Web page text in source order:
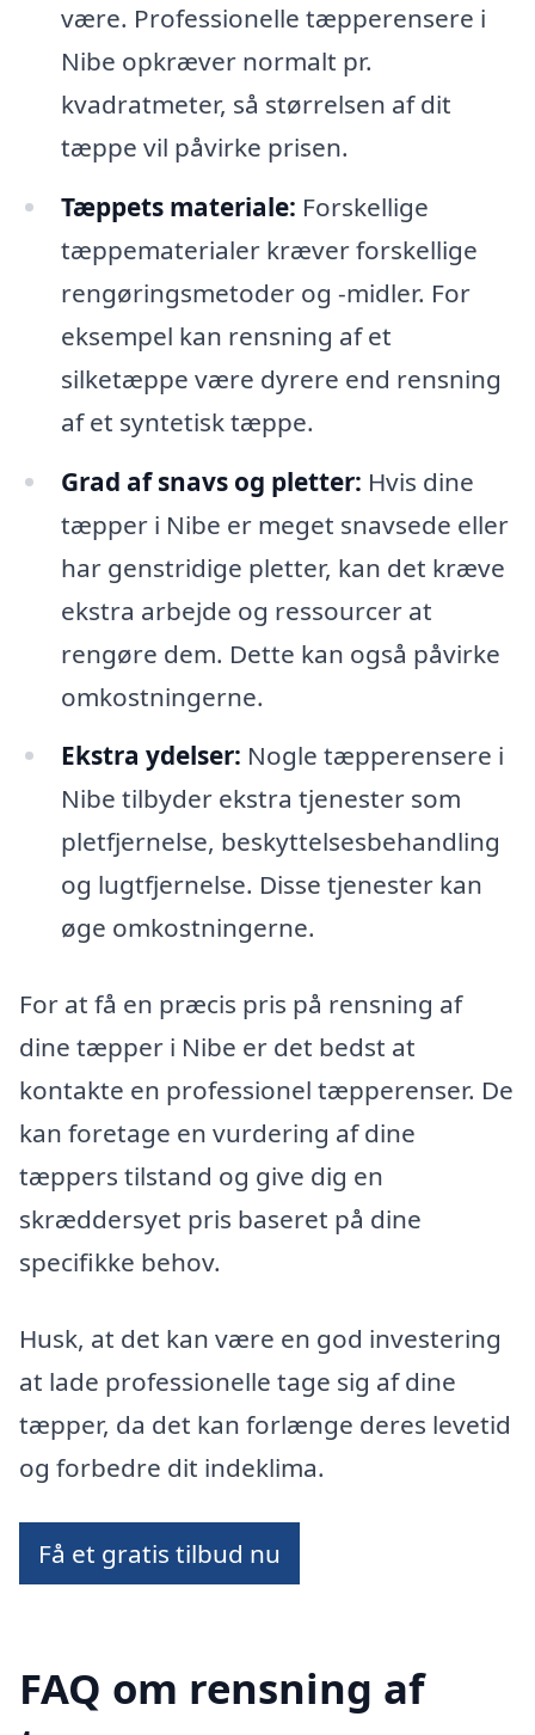
være. Professionelle tæpperensere i
Nibe opkræver normalt pr.
kvadratmeter, så størrelsen af dit
tæppe vil påvirke prisen.
Tæppets materiale: Forskellige
tæppematerialer kræver forskellige
rengøringsmetoder og -midler. For
eksempel kan rensning af et
silketæppe være dyrere end rensning
af et syntetisk tæppe.
Grad af snavs og pletter: Hvis dine
tæpper i Nibe er meget snavsede eller
har genstridige pletter, kan det kræve
ekstra arbejde og ressourcer at
rengøre dem. Dette kan også påvirke
omkostningerne.
Ekstra ydelser: Nogle tæpperensere i
Nibe tilbyder ekstra tjenester som
pletfjernelse, beskyttelsesbehandling
og lugtfjernelse. Disse tjenester kan
øge omkostningerne.
For at få en præcis pris på rensning af
dine tæpper i Nibe er det bedst at
kontakte en professionel tæpperenser. De
kan foretage en vurdering af dine
tæppers tilstand og give dig en
skræddersyet pris baseret på dine
specifikke behov.
Husk, at det kan være en god investering
at lade professionelle tage sig af dine
tæpper, da det kan forlænge deres levetid
og forbedre dit indeklima.
Få et gratis tilbud nu
FAQ om rensning af